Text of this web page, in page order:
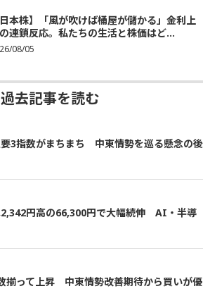
日本株】「風が吹けば桶屋が儲かる」金利上
連鎖反応。私たちの生活と株価はど...
08/05
去記事を読む
要3指数がまちまち 中東情勢を巡る懸念の後
2,342円高の66,300円で大幅続伸 AI・半導
揃って上昇 中東情勢改善期待から買いが優